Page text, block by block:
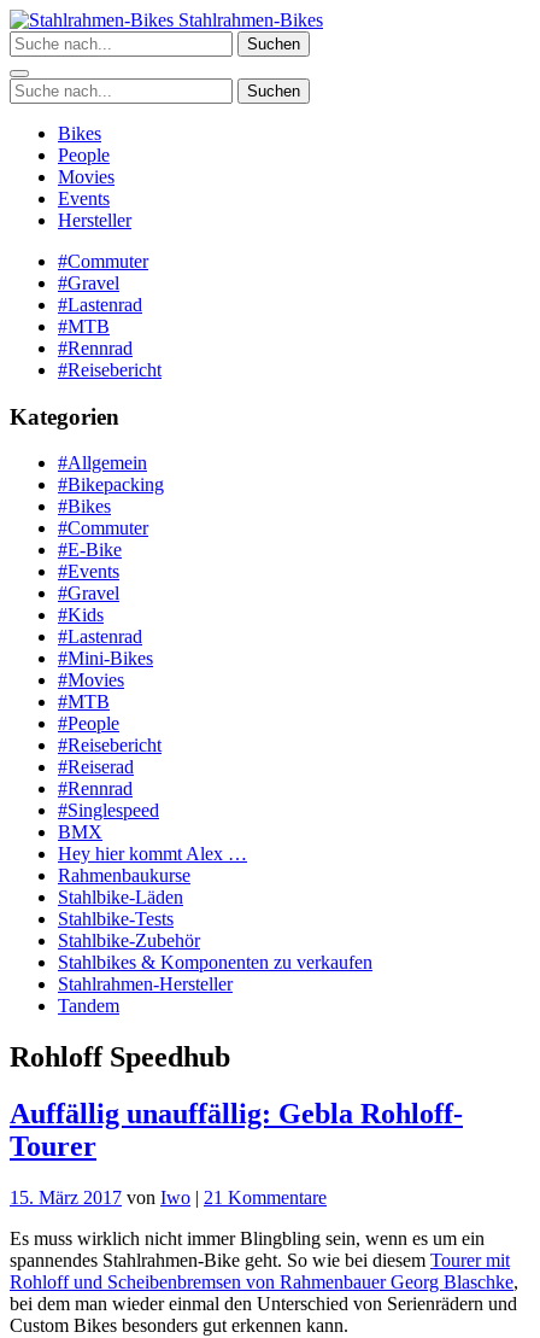
Zum
Inhalt
springen
Stahlrahmen-Bikes
Suchen
Suchen
Bikes
People
Movies
Events
Hersteller
#Commuter
#Gravel
#Lastenrad
#MTB
#Rennrad
#Reisebericht
Kategorien
#Allgemein
#Bikepacking
#Bikes
#Commuter
#E-Bike
#Events
#Gravel
#Kids
#Lastenrad
#Mini-Bikes
#Movies
#MTB
#People
#Reisebericht
#Reiserad
#Rennrad
#Singlespeed
BMX
Hey hier kommt Alex …
Rahmenbaukurse
Stahlbike-Läden
Stahlbike-Tests
Stahlbike-Zubehör
Stahlbikes & Komponenten zu verkaufen
Stahlrahmen-Hersteller
Tandem
Rohloff Speedhub
Auffällig unauffällig: Gebla Rohloff-
Tourer
15. März 2017 von Iwo | 21 Kommentarezu
unauffällig:
Gebla
Rohloff-
Tourer
Es muss wirklich nicht immer Blingbling sein, wenn es um ein
spannendes Stahlrahmen-Bike geht. So wie bei diesem Tourer mit
Rohloff und Scheibenbremsen von Rahmenbauer Georg Blaschke,
bei dem man wieder einmal den Unterschied von Serienrädern und
Custom Bikes besonders gut erkennen kann.